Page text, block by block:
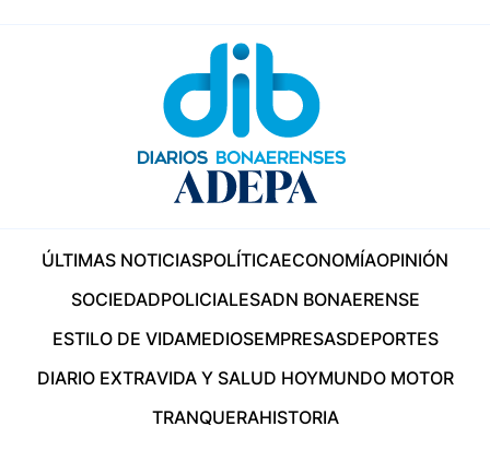
ÚLTIMAS NOTICIASPOLÍTICAECONOMÍAOPINIÓN
SOCIEDADPOLICIALESADN BONAERENSE
ESTILO DE VIDAMEDIOSEMPRESASDEPORTES
DIARIO EXTRAVIDA Y SALUD HOYMUNDO MOTOR
TRANQUERAHISTORIA